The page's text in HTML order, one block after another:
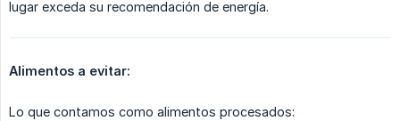
lugar exceda su recomendación de energía.
Alimentos a evitar:
Lo que contamos como alimentos procesados: